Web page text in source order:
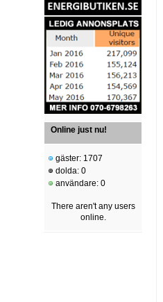
Online just nu!
gäster: 1707
dolda: 0
användare: 0
There aren't any users
online.